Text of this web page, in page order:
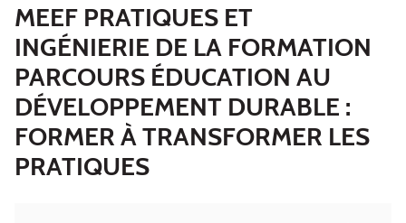
MEEF PRATIQUES ET
INGÉNIERIE DE LA FORMATION
PARCOURS ÉDUCATION AU
DÉVELOPPEMENT DURABLE :
FORMER À TRANSFORMER LES
PRATIQUES